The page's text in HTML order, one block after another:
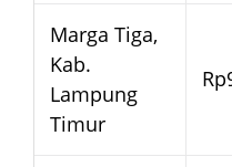
Marga Tiga,
Kab.
Lampung
Timur